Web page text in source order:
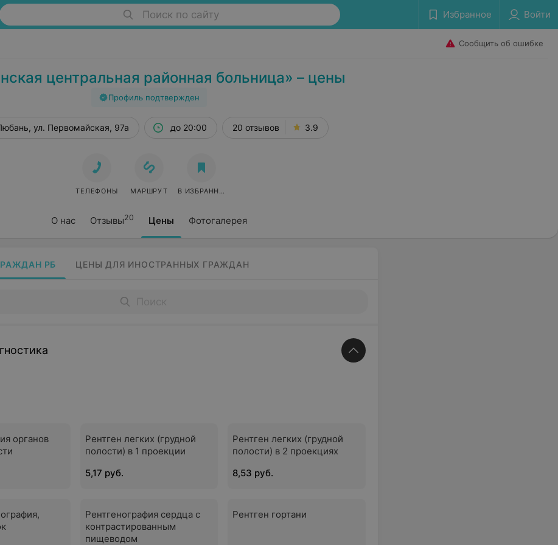
Поиск по сайту Избранное Войти
Сообщить об ошибке
центральная районная больница» – цены
Профиль подтвержден
О нас Отзывы20 Цены Фотогалерея
ул. Первомайская, 97а до 20:00 20 отзывов 3.9
ТЕЛЕФОНЫ МАРШРУТ В ИЗБРАННОЕ
РБ ЦЕНЫ ДЛЯ ИНОСТРАННЫХ ГРАЖДАН
органов
Рентген легких (грудной
полости) в 1 проекции
5,17 руб.
Рентген легких (грудной
полости) в 2 проекциях
8,53 руб.
Рентгенография сердца с
контрастированным
пищеводом
Рентген гортани